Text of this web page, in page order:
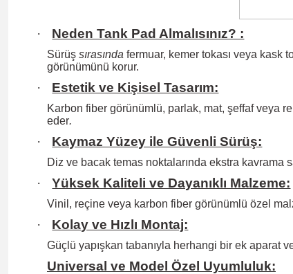
· Neden Tank Pad Almalısınız? :
Sürüş sırasında fermuar, kemer tokası veya kask
görünümünü korur.
· Estetik ve Kişisel Tasarım:
Karbon fiber görünümlü, parlak, mat, şeffaf veya
eder.
· Kaymaz Yüzey ile Güvenli Sürüş:
Diz ve bacak temas noktalarında ekstra kavrama
· Yüksek Kaliteli ve Dayanıklı Malzeme:
Vinil, reçine veya karbon fiber görünümlü özel
· Kolay ve Hızlı Montaj:
Güçlü yapışkan tabanıyla herhangi bir ek aparat
Universal ve Model Özel Uyumluluk: